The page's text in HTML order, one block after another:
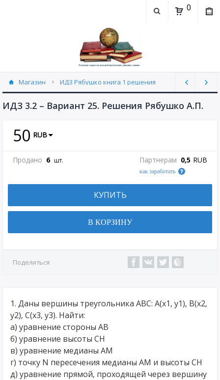
0
Магазин
ИДЗ Рябушко книга 1 решения
ИДЗ 3.2 часть 1 Рябушко (30)
ИДЗ 3.2 – Вариант 25. Решения Рябушко А.П.
50 RUB
Продано 6 шт. Партнерам 0,5 RUB
как заработать
КУПИТЬ
В КОРЗИНУ
Поделиться
1. Даны вершины треугольника ABC: A(x1, y1), B(x2,
y2), C(x3, y3). Найти:
а) уравнение стороны AB
б) уравнение высоты CH
в) уравнение медианы AM
г) точку N пересечения медианы AM и высоты CH
д) уравнение прямой, проходящей через вершину